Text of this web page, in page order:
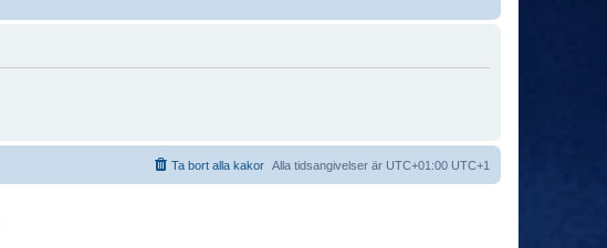
Alla tidsangivelser är UTC+01:00 UTC+1
Ta bort alla kakor